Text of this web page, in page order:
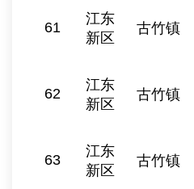
61
江东
新区
古竹镇
62
江东
新区
古竹镇
63
江东
新区
古竹镇